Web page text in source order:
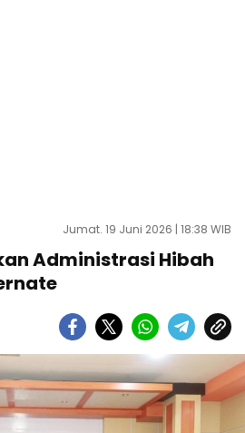
Jumat. 19 Juni 2026 | 18:38 WIB
Administrasi Hibah